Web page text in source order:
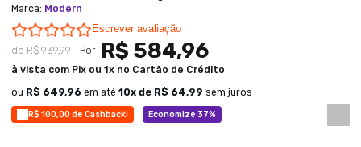
R$ 100,00 de Cashback! Economize 37%
Marca: Modern
0.0 star rating
Escrever avaliação
deR$ 939,99 Por R$ 584,96
à vista com Pix ou 1x no Cartão de Crédito
ou R$ 649,96 em até 10x de R$ 64,99 sem juros